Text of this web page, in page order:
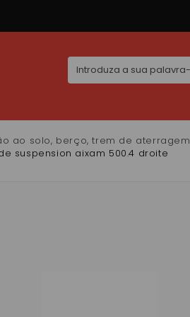
ao solo, berço, trem de aterragem
suspension aixam 500.4 droite